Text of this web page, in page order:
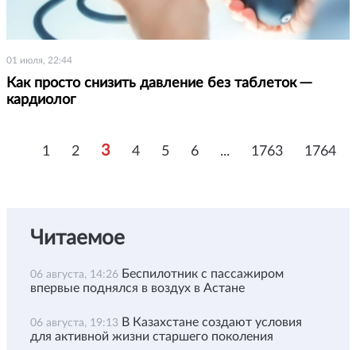
01 июля, 22:44
Как просто снизить давление без таблеток ─
кардиолог
1 2 3 4 5 6 ... 1763 1764
Читаемое
06 августа, 14:26 Беспилотник с пассажиром
впервые поднялся в воздух в Астане
06 августа, 19:13 В Казахстане создают условия
для активной жизни старшего поколения